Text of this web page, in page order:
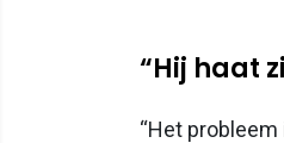
“Hij haat
“Het